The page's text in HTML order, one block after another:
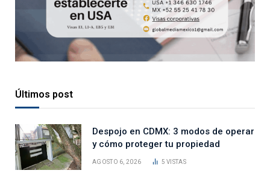
Últimos post
Despojo en CDMX: 3 modos de operar
y cómo proteger tu propiedad
AGOSTO 6, 2026 5VISTAS